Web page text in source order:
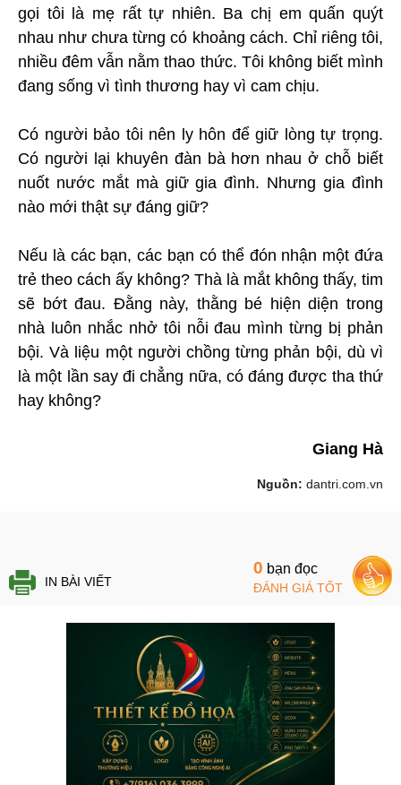
gọi tôi là mẹ rất tự nhiên. Ba chị em quấn quýt
nhau như chưa từng có khoảng cách. Chỉ riêng tôi,
nhiều đêm vẫn nằm thao thức. Tôi không biết mình
đang sống vì tình thương hay vì cam chịu.
Có người bảo tôi nên ly hôn để giữ lòng tự trọng.
Có người lại khuyên đàn bà hơn nhau ở chỗ biết
nuốt nước mắt mà giữ gia đình. Nhưng gia đình
nào mới thật sự đáng giữ?
Nếu là các bạn, các bạn có thể đón nhận một đứa
trẻ theo cách ấy không? Thà là mắt không thấy, tim
sẽ bớt đau. Đằng này, thằng bé hiện diện trong
nhà luôn nhắc nhở tôi nỗi đau mình từng bị phản
bội. Và liệu một người chồng từng phản bội, dù vì
là một lần say đi chẳng nữa, có đáng được tha thứ
hay không?
Giang Hà
Nguồn: dantri.com.vn
IN BÀI VIẾT
0 bạn đọc
ĐÁNH GIÁ TỐT